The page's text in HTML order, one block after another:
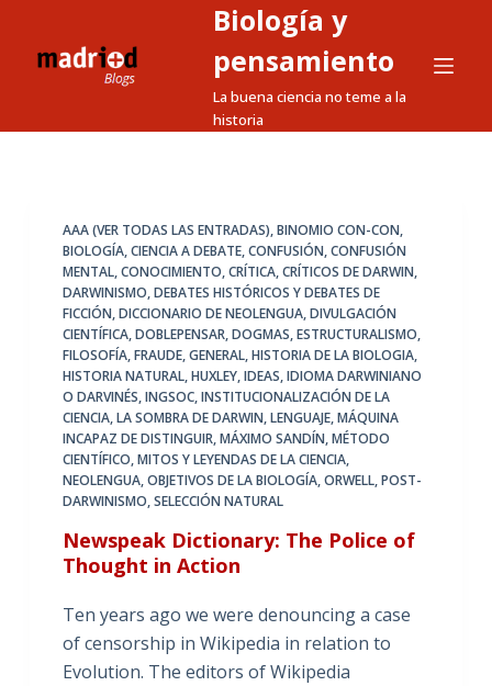
a
Biología y
pensamiento
La buena ciencia no teme a la
historia
AAA (VER TODAS LAS ENTRADAS),BINOMIO CON-CON,
BIOLOGÍA,CIENCIA A DEBATE,CONFUSIÓN,CONFUSIÓN
MENTAL,CONOCIMIENTO,CRÍTICA,CRÍTICOS DE DARWIN,
DARWINISMO,DEBATES HISTÓRICOS Y DEBATES DE
FICCIÓN,DICCIONARIO DE NEOLENGUA,DIVULGACIÓN
CIENTÍFICA,DOBLEPENSAR,DOGMAS,ESTRUCTURALISMO,
FILOSOFÍA,FRAUDE,GENERAL,HISTORIA DE LA BIOLOGIA,
HISTORIA NATURAL,HUXLEY,IDEAS,IDIOMA DARWINIANO
O DARVINÉS,INGSOC,INSTITUCIONALIZACIÓN DE LA
CIENCIA,LA SOMBRA DE DARWIN,LENGUAJE,MÁQUINA
INCAPAZ DE DISTINGUIR,MÁXIMO SANDÍN,MÉTODO
CIENTÍFICO,MITOS Y LEYENDAS DE LA CIENCIA,
NEOLENGUA,OBJETIVOS DE LA BIOLOGÍA,ORWELL,POST-
DARWINISMO,SELECCIÓN NATURAL
Newspeak Dictionary: The Police of
Thought in Action
Ten years ago we were denouncing a case
of censorship in Wikipedia in relation to
Evolution. The editors of Wikipedia